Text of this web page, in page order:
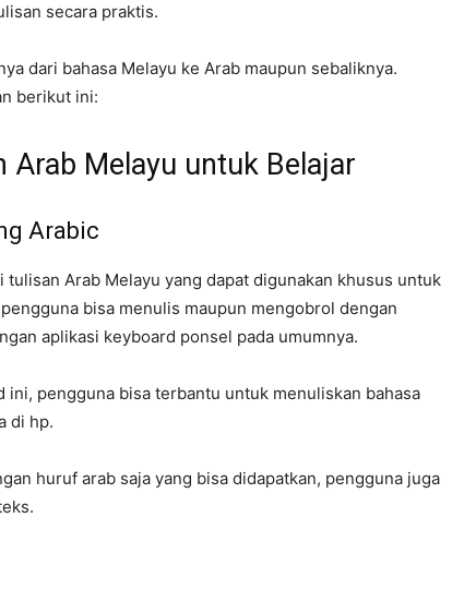
secara praktis.
dari bahasa Melayu ke Arab maupun sebaliknya.
berikut ini:
Arab Melayu untuk Belajar
Arabic
Arab Melayu yang dapat digunakan khusus untuk
bisa menulis maupun mengobrol dengan
aplikasi keyboard ponsel pada umumnya.
ini, pengguna bisa terbantu untuk menuliskan bahasa
di hp.
huruf arab saja yang bisa didapatkan, pengguna juga